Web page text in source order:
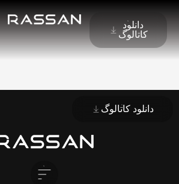
دانلود
کاتالوگ
دانلود کاتالوگ